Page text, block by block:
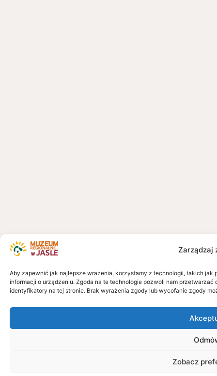
Zarządzaj
Aby zapewnić jak najlepsze wrażenia, korzystamy z technologii, takich
informacji o urządzeniu. Zgoda na te technologie pozwoli nam
identyfikatory na tej stronie. Brak wyrażenia zgody lub wycofanie zgody
Zobacz